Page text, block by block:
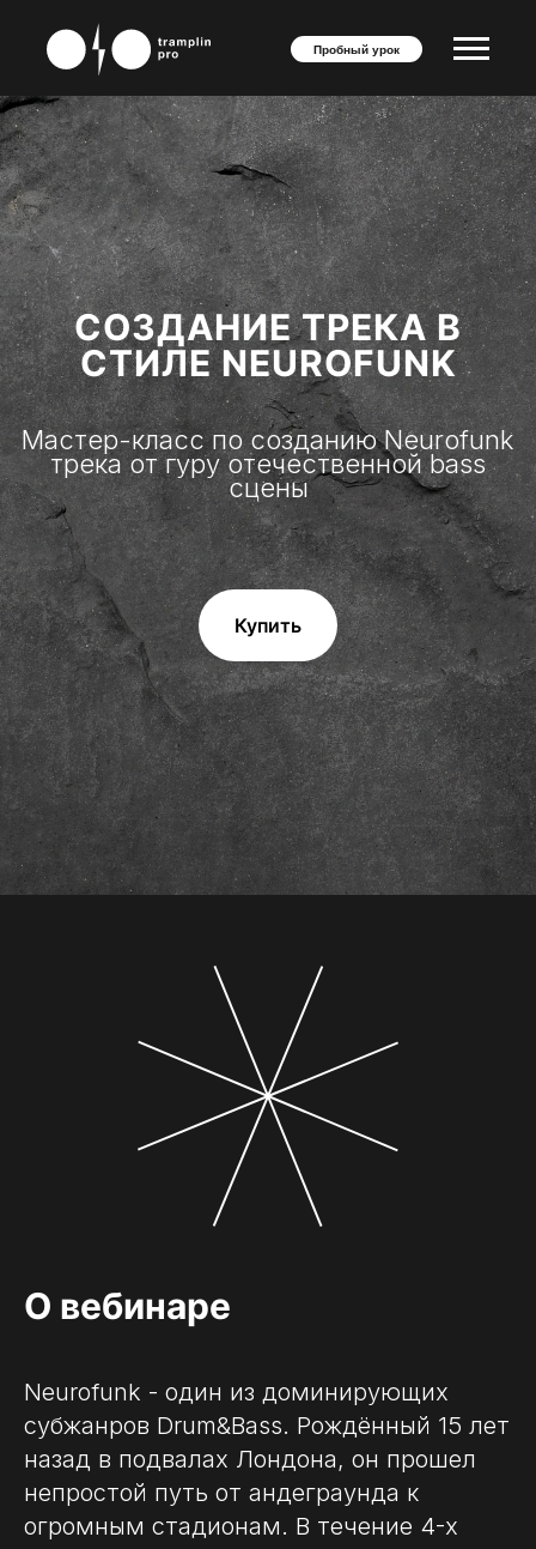
Пробный урок
СОЗДАНИЕ ТРЕКА В
СТИЛЕ NEUROFUNK
Мастер-класс по созданию Neurofunk
трека от гуру отечественной bass
сцены
Купить
О вебинаре
Neurofunk - один из доминирующих
субжанров Drum&Bass. Рождённый 15 лет
назад в подвалах Лондона, он прошел
непростой путь от андеграунда к
огромным стадионам. В течение 4-х